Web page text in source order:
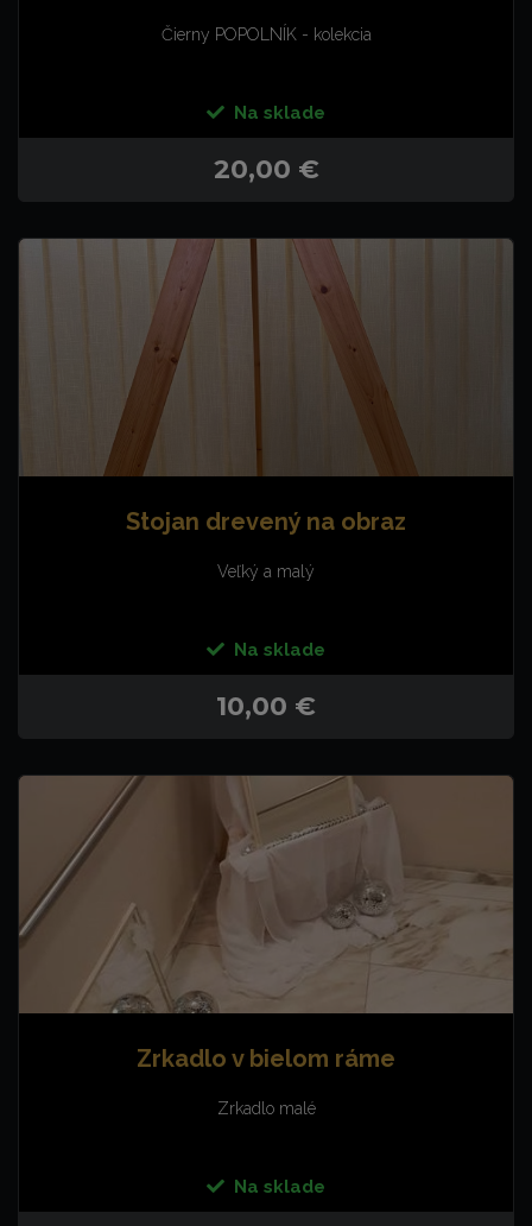
Čierny POPOLNÍK - kolekcia
Na sklade
20,00 €
Stojan drevený na obraz
Veľký a malý
Na sklade
10,00 €
Zrkadlo v bielom ráme
Zrkadlo malé
Na sklade